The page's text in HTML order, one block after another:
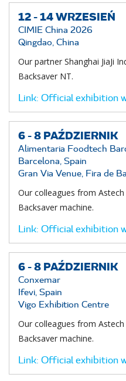
12 -14WRZESIEŃ
CIMIE China 2026
Qingdao, China
Our partner Shanghai JiaJi
Backsaver NT.
Link: Official exhibition
6 -8 PAŹDZIERNIK
Alimentaria Foodtech
Barcelona, Spain
Gran Via Venue, Fira de
Our colleagues from
Backsaver machine.
Link: Official exhibition
6 -8 PAŹDZIERNIK
Conxemar
Ifevi, Spain
Vigo Exhibition Centre
Our colleagues from
Backsaver machine.
Link: Official exhibition